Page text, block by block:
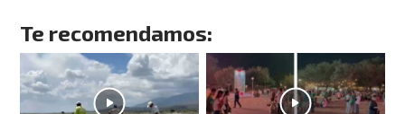
Te recomendamos: